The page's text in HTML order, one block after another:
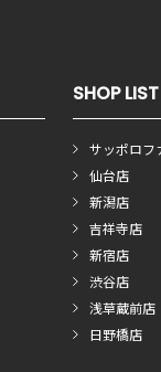
SHOP LIST
サッポロフ
仙台店
新潟店
吉祥寺店
新宿店
渋谷店
浅草蔵前店
日野橋店